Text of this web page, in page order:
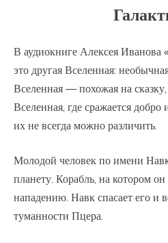
В аудиокниге Алексея Иванова
это другая Вселенная:
Вселенная — похожая на
Вселенная, где сражается добро
их не всегда можно различить.
Молодой человек по имени
планету. Корабль, на котором он
нападению. Навк спасает его и
туманности Пцера.